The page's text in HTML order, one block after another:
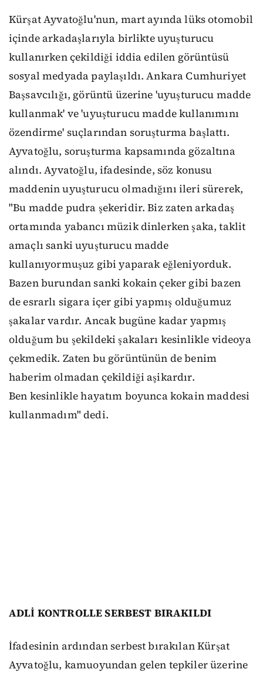
Kürşat Ayvatoğlu'nun, mart ayında lüks otomobil
içinde arkadaşlarıyla birlikte uyuşturucu
kullanırken çekildiği iddia edilen görüntüsü
sosyal medyada paylaşıldı. Ankara Cumhuriyet
Başsavcılığı, görüntü üzerine 'uyuşturucu madde
kullanmak' ve 'uyuşturucu madde kullanımını
özendirme' suçlarından soruşturma başlattı.
Ayvatoğlu, soruşturma kapsamında gözaltına
alındı. Ayvatoğlu, ifadesinde, söz konusu
maddenin uyuşturucu olmadığını ileri sürerek,
"Bu madde pudra şekeridir. Biz zaten arkadaş
ortamında yabancı müzik dinlerken şaka, taklit
amaçlı sanki uyuşturucu madde
kullanıyormuşuz gibi yaparak eğleniyorduk.
Bazen burundan sanki kokain çeker gibi bazen
de esrarlı sigara içer gibi yapmış olduğumuz
şakalar vardır. Ancak bugüne kadar yapmış
olduğum bu şekildeki şakaları kesinlikle videoya
çekmedik. Zaten bu görüntünün de benim
haberim olmadan çekildiği aşikardır.
Ben kesinlikle hayatım boyunca kokain maddesi
kullanmadım" dedi.
ADLİ KONTROLLE SERBEST BIRAKILDI
İfadesinin ardından serbest bırakılan Kürşat
Ayvatoğlu, kamuoyundan gelen tepkiler üzerine